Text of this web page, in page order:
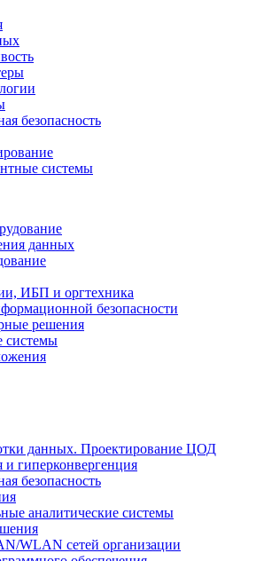
безопасность
системы
данных
ИБП и оргтехника
безопасности
решения
системы
данных. Проектирование ЦОД
и гиперконвергенция
безопасность
аналитические системы
WLAN сетей организации